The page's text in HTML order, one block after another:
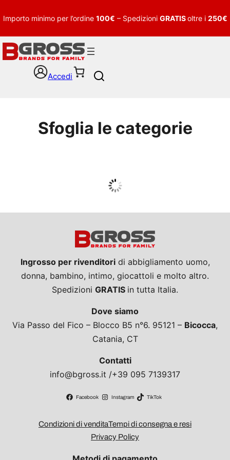
Importo minimo per l’ordine 100€ – Spedizioni GRATISoltre i 250€
Accedi
h
Sfoglia le categorie
Guarda tutto
Ingrosso per rivenditoridi abbigliamento uomo,
donna, bambino, intimo, giocattoli e molto altro.
Spedizioni GRATIS in tutta Italia.
Dove siamo
Via Passo del Fico – Blocco B5 n°6. 95121 – Bicocca,
Catania, CT
Contatti
info@bgross.it /+39 095 7139317
Facebook Instagram TikTok
Condizioni di venditaTempi di consegna e resi
Privacy Policy